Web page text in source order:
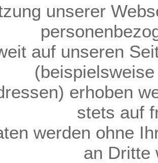
unserer
auf unseren
erhoben
stets auf
werden ohne
an Dritte